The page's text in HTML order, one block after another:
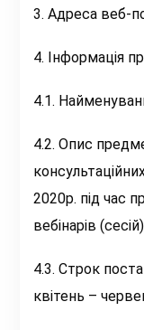
3. Адреса веб-
4. Інформація
4.1.
4.2. Опис
2020р. під час
вебінарів
4.3. Строк
квітень –